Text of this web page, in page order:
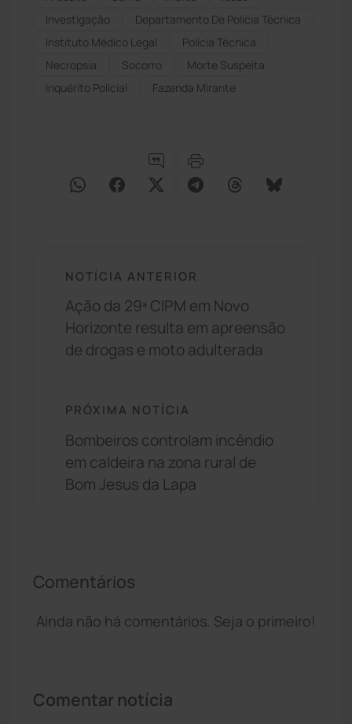
Investigação
Departamento De Polícia Técnica
Instituto Médico Legal
Polícia Técnica
Necropsia
Socorro
Morte Suspeita
Inquérito Policial
Fazenda Mirante
NOTÍCIA ANTERIOR
Ação da 29ª CIPM em Novo
Horizonte resulta em apreensão
de drogas e moto adulterada
PRÓXIMA NOTÍCIA
Bombeiros controlam incêndio
em caldeira na zona rural de
Bom Jesus da Lapa
Comentários
Ainda não há comentários. Seja o primeiro!
Comentar notícia